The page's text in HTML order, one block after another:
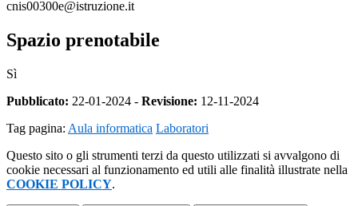
cnis00300e@istruzione.it
Spazio prenotabile
Sì
Pubblicato: 22-01-2024 - Revisione: 12-11-2024
Tag pagina: Aula informatica Laboratori
Questo sito o gli strumenti terzi da questo utilizzati si avvalgono di
cookie necessari al funzionamento ed utili alle finalità illustrate nella
COOKIE POLICY.